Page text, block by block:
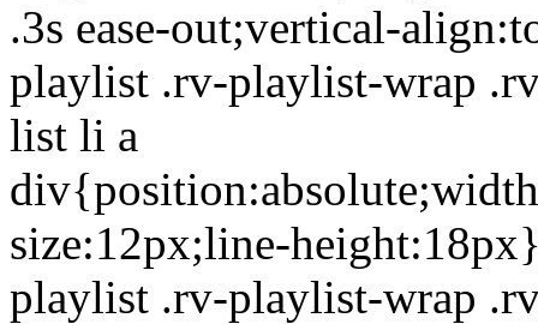
.3s ease-out;vertical-
playlist .rv-playlist-wrap
list li a
size:12px;line-
playlist .rv-playlist-wrap